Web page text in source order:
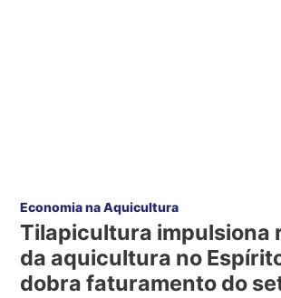
Economia na Aquicultura
Tilapicultura impulsiona
da aquicultura no
dobra faturamento do